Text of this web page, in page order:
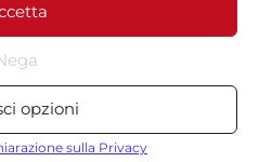
gestione del consenso nella parte
e/o accedervi, Misurare le
le prestazioni dei contenuti,
opzioni
sulla Privacy